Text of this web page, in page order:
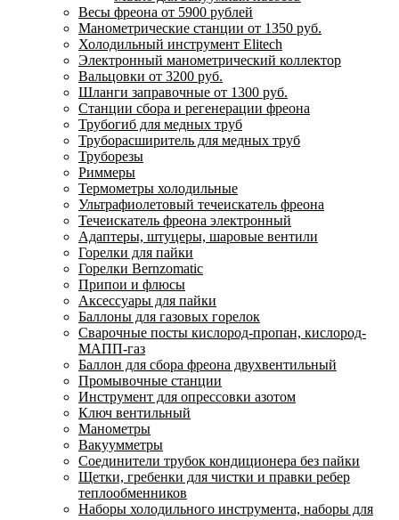
Весы фреона от 5900 рублей
Манометрические станции от 1350 руб.
Холодильный инструмент Elitech
Электронный манометрический коллектор
Вальцовки от 3200 руб.
Шланги заправочные от 1300 руб.
Станции сбора и регенерации фреона
Трубогиб для медных труб
Труборасширитель для медных труб
Труборезы
Риммеры
Термометры холодильные
Ультрафиолетовый течеискатель фреона
Течеискатель фреона электронный
Адаптеры, штуцеры, шаровые вентили
Горелки для пайки
Горелки Bernzomatic
Припои и флюсы
Аксессуары для пайки
Баллоны для газовых горелок
Сварочные посты кислород-пропан, кислород-
МАПП-газ
Баллон для сбора фреона двухвентильный
Промывочные станции
Инструмент для опрессовки азотом
Ключ вентильный
Манометры
Вакуумметры
Соединители трубок кондиционера без пайки
Щетки, гребенки для чистки и правки ребер
теплообменников
Наборы холодильного инструмента, наборы для